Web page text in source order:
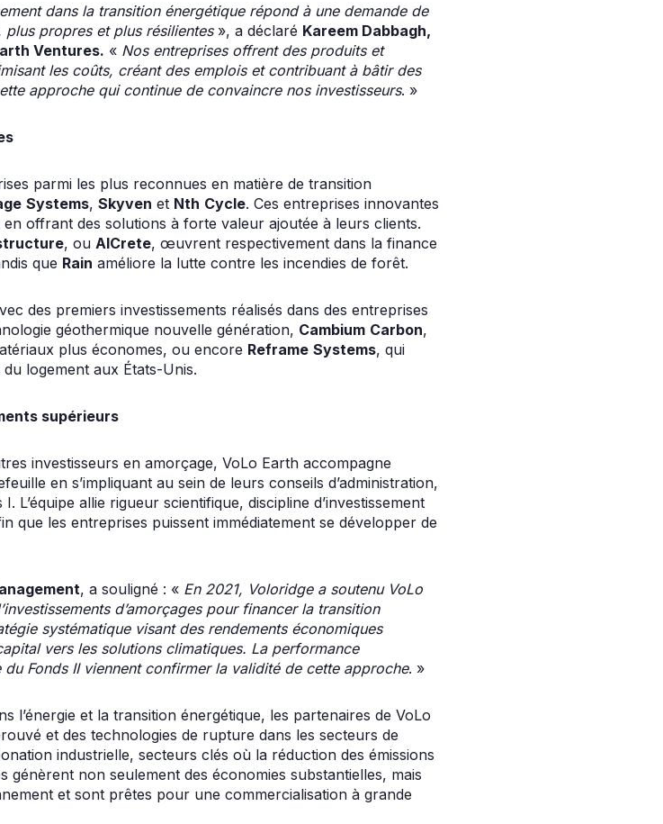
dans la transition énergétique répond à une demande de
propres et plus résilientes», a déclaré Kareem Dabbagh,
Ventures. « Nos entreprises offrent des produits et
les coûts, créant des emplois et contribuant à bâtir des
approche qui continue de convaincre nos investisseurs. »
parmi les plus reconnues en matière de transition
Systems, Skyven et Nth Cycle. Ces entreprises innovantes
offrant des solutions à forte valeur ajoutée à leurs clients.
, ou AICrete, œuvrent respectivement dans la finance
que Rain améliore la lutte contre les incendies de forêt.
des premiers investissements réalisés dans des entreprises
géothermique nouvelle génération, Cambium Carbon,
plus économes, ou encore Reframe Systems, qui
logement aux États-Unis.
supérieurs
investisseurs en amorçage, VoLo Earth accompagne
en s’impliquant au sein de leurs conseils d’administration,
L’équipe allie rigueur scientifique, discipline d’investissement
que les entreprises puissent immédiatement se développer de
, a souligné : « En 2021, Voloridge a soutenu VoLo
d’amorçages pour financer la transition
systématique visant des rendements économiques
vers les solutions climatiques. La performance
Fonds II viennent confirmer la validité de cette approche. »
l’énergie et la transition énergétique, les partenaires de VoLo
et des technologies de rupture dans les secteurs de
industrielle, secteurs clés où la réduction des émissions
génèrent non seulement des économies substantielles, mais
et sont prêtes pour une commercialisation à grande